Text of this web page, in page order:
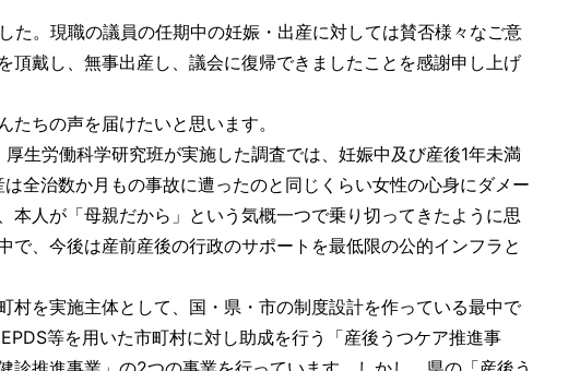
。現職の議員の任期中の妊娠・出産に対しては賛否様々なご意
戴し、無事出産し、議会に復帰できましたことを感謝申し上げ
ちの声を届けたいと思います。
生労働科学研究班が実施した調査では、妊娠中及び産後1年未満
全治数か月もの事故に遭ったのと同じくらい女性の心身にダメー
人が「母親だから」という気概一つで乗り切ってきたように思
、今後は産前産後の行政のサポートを最低限の公的インフラと
を実施主体として、国・県・市の制度設計を作っている最中で
等を用いた市町村に対し助成を行う「産後うつケア推進事